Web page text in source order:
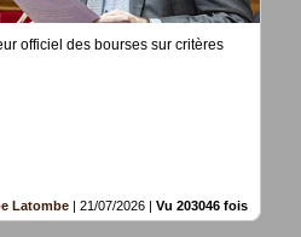
officiel des bourses sur critères
Latombe | 21/07/2026 | Vu 203046 fois